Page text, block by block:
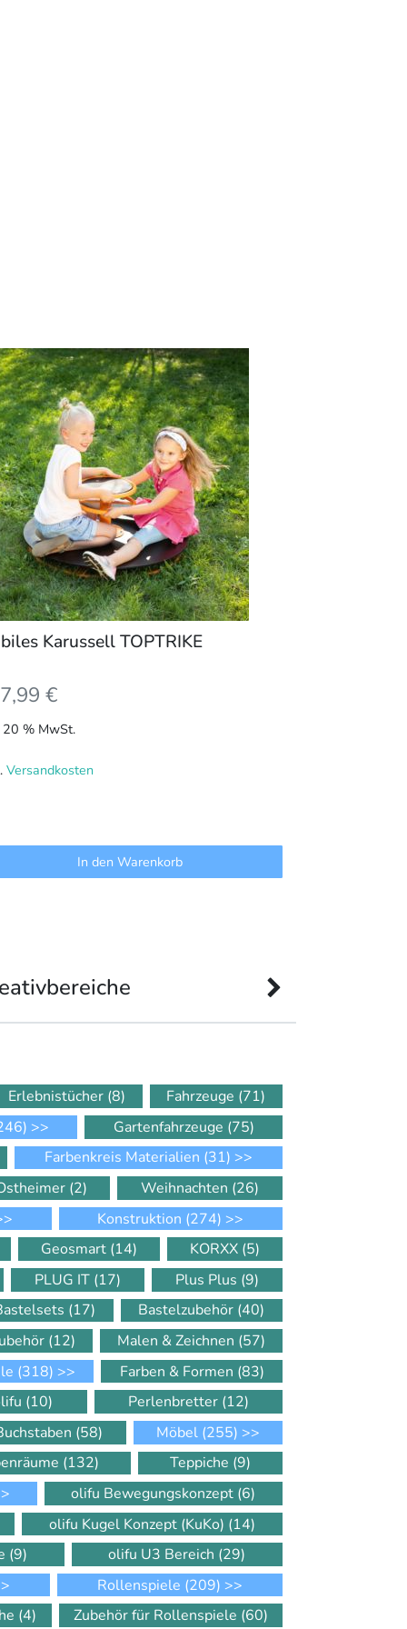
Karussell TOPTRIKE
€
20 % MwSt.
Versandkosten
In den Warenkorb
Erlebnistücher (8) Fahrzeuge (71)
>> Gartenfahrzeuge (75)
Farbenkreis Materialien (31) >>
(2) Weihnachten (26)
Konstruktion (274) >>
Geosmart (14) KORXX (5)
PLUG IT (17) Plus Plus (9)
(17) Bastelzubehör (40)
(12) Malen & Zeichnen (57)
(318) >> Farben & Formen (83)
(10) Perlenbretter (12)
(58) Möbel (255) >>
(132) Teppiche (9)
olifu Bewegungskonzept (6)
olifu Kugel Konzept (KuKo) (14)
(9) olifu U3 Bereich (29)
Rollenspiele (209) >>
(4) Zubehör für Rollenspiele (60)